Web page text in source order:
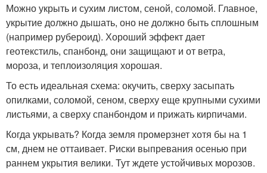
Можно укрыть и сухим листом, сеной, соломой. Главное,
укрытие должно дышать, оно не должно быть сплошным
(например рубероид). Хороший эффект дает
геотекстиль, спанбонд, они защищают и от ветра,
мороза, и теплоизоляция хорошая.
То есть идеальная схема: окучить, сверху засыпать
опилками, соломой, сеном, сверху еще крупными сухими
листьями, а сверху спанбондом и прижать кирпичами.
Когда укрывать? Когда земля промерзнет хотя бы на 1
см, днем не оттаивает. Риски выпревания осенью при
раннем укрытия велики. Тут ждете устойчивых морозов.